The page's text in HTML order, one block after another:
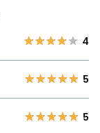
4
5
5